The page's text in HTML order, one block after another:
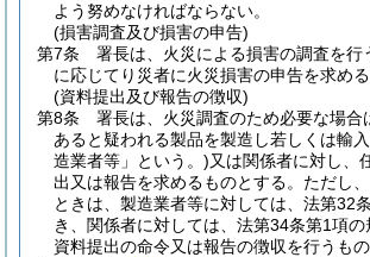
よう努めなければならない。
(損害調査及び損害の申告)
第7条
署長は、火災による損害の調査を行
に応じてり災者に火災損害の申告を求める
(資料提出及び報告の徴収)
第8条
署長は、火災調査のため必要な場合
あると疑われる製品を製造し若しくは輸
造業者等」という。)又は関係者に対し、
出又は報告を求めるものとする。 ただし
ときは、製造業者等に対しては、法第32
き、関係者に対しては、法第34条第1項の
資料提出の命令又は報告の徴収を行うもの